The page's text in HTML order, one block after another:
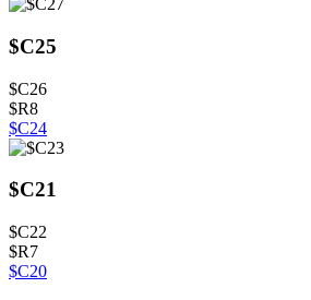
$C25
$C26
$R8
$C24
$C21
$C22
$R7
$C20